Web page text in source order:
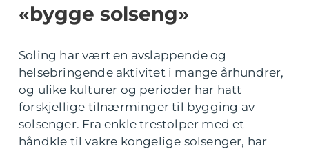
«bygge solseng»
Soling har vært en avslappende og
helsebringende aktivitet i mange århundrer,
og ulike kulturer og perioder har hatt
forskjellige tilnærminger til bygging av
solsenger. Fra enkle trestolper med et
håndkle til vakre kongelige solsenger, har